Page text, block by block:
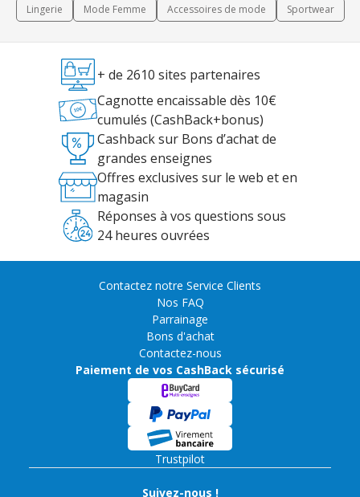
Lingerie Mode Femme Accessoires de mode Sportwear
+ de 2610 sites partenaires
Cagnotte encaissable dès 10€
cumulés (CashBack+bonus)
Cashback sur Bons d’achat de
grandes enseignes
Offres exclusives sur le web et en
magasin
Réponses à vos questions sous
24 heures ouvrées
Contactez notre Service Clients
Nos FAQ
Parrainage
Bons d'achat
Contactez-nous
Paiement de vos CashBack sécurisé
Trustpilot
Suivez-nous !